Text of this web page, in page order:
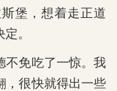
堡，想着走正道
。
不免吃了一惊。我
，很快就得出一些